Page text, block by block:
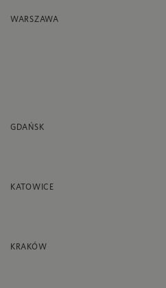
WARSZAWA
GDAŃSK
KATOWICE
KRAKÓW